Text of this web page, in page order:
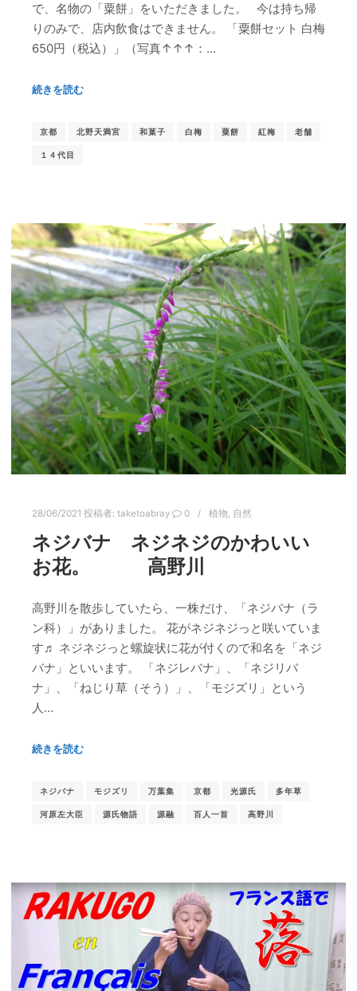
で、名物の「粟餅」をいただきました。 今は持ち帰
りのみで、店内飲食はできません。 「粟餅セット 白梅
650円（税込）」（写真↑↑↑：…
続きを読む
京都 北野天満宮 和菓子 白梅 粟餅 紅梅 老舗
１４代目
28/06/2021 投稿者: taketoabray 0 植物, 自然
ネジバナ ネジネジのかわいい
お花。 高野川
高野川を散歩していたら、一株だけ、「ネジバナ（ラ
ン科）」がありました。 花がネジネジっと咲いていま
す♬ ネジネジっと螺旋状に花が付くので和名を「ネジ
バナ」といいます。 「ネジレバナ」、「ネジリバ
ナ」、「ねじり草（そう）」、「モジズリ」という
人…
続きを読む
ネジバナ モジズリ 万葉集 京都 光源氏 多年草
河原左大臣 源氏物語 源融 百人一首 高野川